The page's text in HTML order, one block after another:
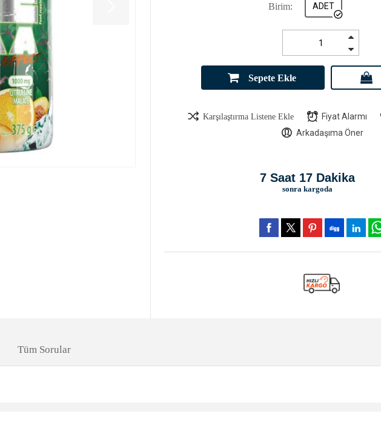
Birim: ADET
Sepete Ekle
Karşılaştırma Listene Ekle Fiyat Alarmı
Arkadaşıma Öner
7 Saat 17 Dakika
sonra kargoda
Tüm Sorular